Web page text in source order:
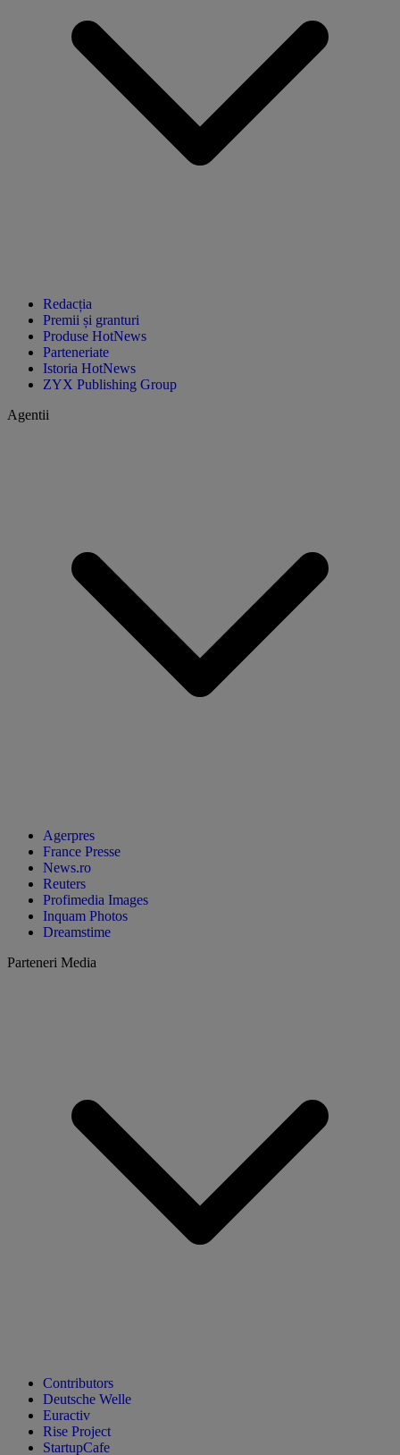
Redacția
Premii și granturi
Produse HotNews
Parteneriate
Istoria HotNews
ZYX Publishing Group
Agentii
Agerpres
France Presse
News.ro
Reuters
Profimedia Images
Inquam Photos
Dreamstime
Parteneri Media
Contributors
Deutsche Welle
Euractiv
Rise Project
StartupCafe